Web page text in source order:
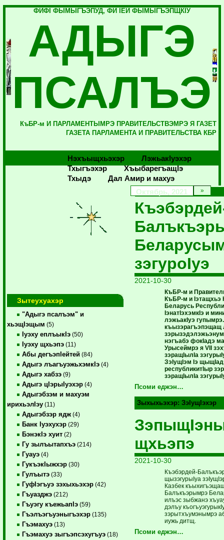
ФИФI ФЫМЫГЪЭПУД, ФИ IЕЙ ФЫМЫГЪЭПЩКIУ
АДЫГЭ
ПСАЛЪЭ
КъБР-м И ПАРЛАМЕНТЫМРЭ ПРАВИТЕЛЬСТВЭМРЭ Я ГАЗЕТ
ГАЗЕТА ПАРЛАМЕНТА И ПРАВИТЕЛЬСТВА КБР
Нэхъыщхьэхэр
Лэжьакlуэхэр
Тхыгъэхэр
Хъыбарегъащlэ
Тхыдэ
Дал Амир и махуэ
Зытеухуахэр
"Адыгэ псалъэм" и
хьэщIэщым (5)
Iуэху еплъыкIэ (50)
Iуэху щхьэпэ (11)
Абы дегъэпIейтей (84)
Адыгэ лъагъуэжьхэмкIэ (4)
Адыгэ хабзэ (9)
Адыгэ цIэрыIуэхэр (4)
Адыгэбзэм и махуэм
ирихьэлIэу (11)
Адыгэбзэр ядж (4)
Банк Iуэхухэр (29)
БэнэкIэ хуит (2)
Гу зылъытапхъэ (214)
Гуауэ (4)
ГукъэкIыжхэр (30)
Гулъытэ (33)
ГуфIэгъуэ зэхыхьэхэр (42)
Гъуазджэ (212)
Гъуэгу къежьапIэ (59)
Гъэлъэгъуэныгъэхэр (135)
Гъэмахуэ (13)
Гъэмахуэ зыгъэпсэхугъуэ (18)
Октябрь, 2021
зэгуроIуэ
2021-10-30
КъБР-м и
КъБР-м и Iэтащхьэ
Беларусь
IэнатIэхэмкIэ и
лэжьакIуэ
къызэрагъэпэщащ
нэгъабэ фокIадэ
Урысеймрэ я VII
зэращIылIа
ЗэIущIэм Iэ
республикитIыр
зэращIылIа
Псоми еджэн…
Зыхыхьэхэр: ЗэIущIэхэр
щхьэпэ
2021-10-30
Къэбэрдей-
щызэгурыIуа
Казбек
Балъкъэрымрэ
илъэс зыбжанэ
дэлъу
зэрытхъумэнымрэ
иужь дитщ.
Псоми еджэн…